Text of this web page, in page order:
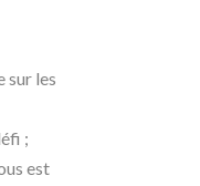
sur les
;
est